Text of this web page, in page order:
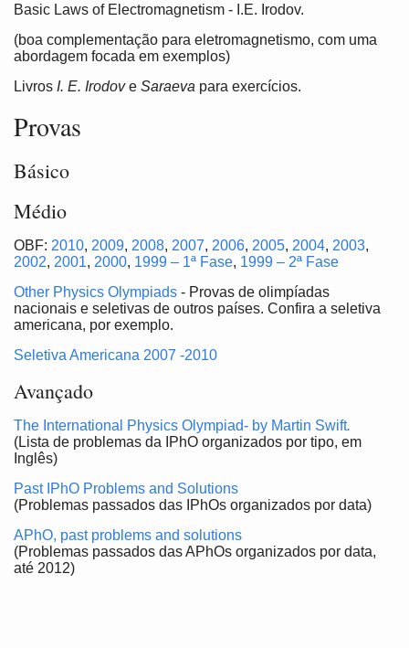
Basic Laws of Electromagnetism - I.E. Irodov.
(boa complementação para eletromagnetismo, com uma
abordagem focada em exemplos)
Livros I. E. Irodove Saraeva para exercícios.
Provas
Básico
Médio
OBF: 2010, 2009, 2008, 2007, 2006, 2005, 2004, 2003,
2002, 2001, 2000, 1999 – 1ª Fase, 1999 – 2ª Fase
Other Physics Olympiads - Provas de olimpíadas
nacionais e seletivas de outros países. Confira a seletiva
americana, por exemplo.
Seletiva Americana 2007 -2010
Avançado
The International Physics Olympiad- by Martin Swift.
(Lista de problemas da IPhO organizados por tipo, em
Inglês)
Past IPhO Problems and Solutions
(Problemas passados das IPhOs organizados por data)
APhO, past problems and solutions
(Problemas passados das APhOs organizados por data,
até 2012)